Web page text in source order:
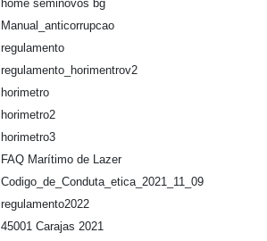
home seminovos bg
Manual_anticorrupcao
regulamento
regulamento_horimentrov2
horimetro
horimetro2
horimetro3
FAQ Marítimo de Lazer
Codigo_de_Conduta_etica_2021_11_09
regulamento2022
45001 Carajas 2021